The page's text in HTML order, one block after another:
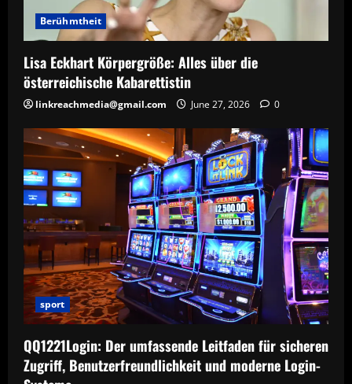
Berühmtheit
Lisa Eckhart Körpergröße: Alles über die
österreichische Kabarettistin
linkreachmedia@gmail.com June 27, 2026 0
sport
QQ1221Login: Der umfassende Leitfaden für sicheren
Zugriff, Benutzerfreundlichkeit und moderne Login-